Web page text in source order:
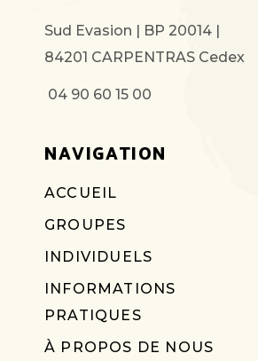
Sud Evasion | BP 20014 |
84201 CARPENTRAS Cedex
04 90 60 15 00
NAVIGATION
ACCUEIL
GROUPES
INDIVIDUELS
INFORMATIONS
PRATIQUES
À PROPOS DE NOUS